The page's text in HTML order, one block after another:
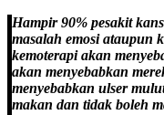
Hampir 90% pesakit
masalah emosi ataupun
kemoterapi akan
akan menyebabkan
menyebabkan ulser
makan dan tidak boleh